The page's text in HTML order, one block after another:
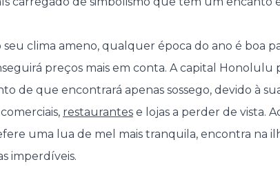
seu clima ameno, qualquer época do ano é boa
preços mais em conta. A capital Honolulu
de que encontrará apenas sossego, devido à
restaurantes e lojas a perder de vista.
uma lua de mel mais tranquila, encontra na
imperdíveis.